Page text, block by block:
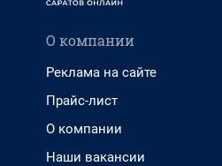
О компании
Реклама на сайте
Прайс-лист
О компании
Наши вакансии